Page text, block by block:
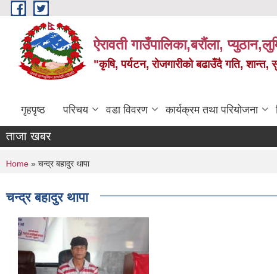
Skip to main content
ऐरावती गाउँपालिका,बरौंला,
"कृषि, पर्यटन, रोजगारीको बढाउँदै गति,
गृहपृष्ठ परिचय वडा विवरण कार्यक्रम तथा परियोजना
ताजा खबर
You are here
Home » चन्द्र बहादुर थापा
चन्द्र बहादुर थापा